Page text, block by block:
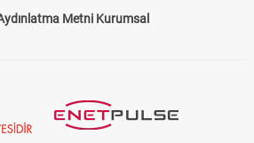
Metni Kurumsal